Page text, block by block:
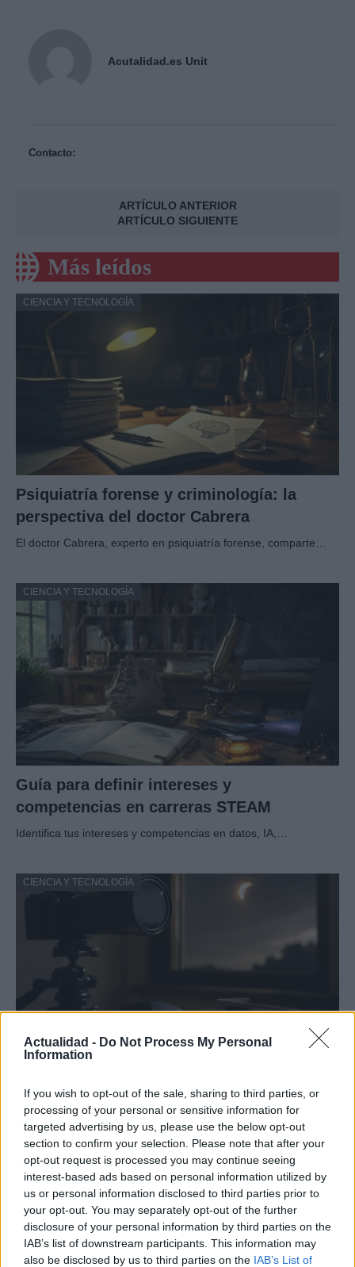
Actualidad - Do Not Process My Personal
Information
If you wish to opt-out of the sale, sharing to third parties, or
processing of your personal or sensitive information for
targeted advertising by us, please use the below opt-out
section to confirm your selection. Please note that after your
opt-out request is processed you may continue seeing
interest-based ads based on personal information utilized by
us or personal information disclosed to third parties prior to
your opt-out. You may separately opt-out of the further
disclosure of your personal information by third parties on the
IAB’s list of downstream participants. This information may
also be disclosed by us to third parties on the IAB’s List of
Acutalidad.es Unit
Contacto:
ARTÍCULO ANTERIOR
ARTÍCULO SIGUIENTE
Más leídos
CIENCIA Y TECNOLOGÍA
Psiquiatría forense y criminología: la
perspectiva del doctor Cabrera
El doctor Cabrera, experto en psiquiatría forense, comparte…
CIENCIA Y TECNOLOGÍA
Guía para definir intereses y
competencias en carreras STEAM
Identifica tus intereses y competencias en datos, IA,…
CIENCIA Y TECNOLOGÍA
consejos para fotografiar eclipses solares
Un eclipse solar es un espectáculo natural que…
CIENCIA Y TECNOLOGÍA